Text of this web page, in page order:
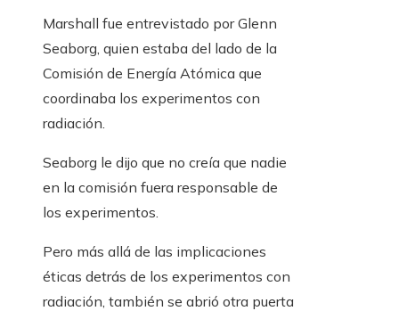
Marshall fue entrevistado por Glenn
Seaborg, quien estaba del lado de la
Comisión de Energía Atómica que
coordinaba los experimentos con
radiación.
Seaborg le dijo que no creía que nadie
en la comisión fuera responsable de
los experimentos.
Pero más allá de las implicaciones
éticas detrás de los experimentos con
radiación, también se abrió otra puerta